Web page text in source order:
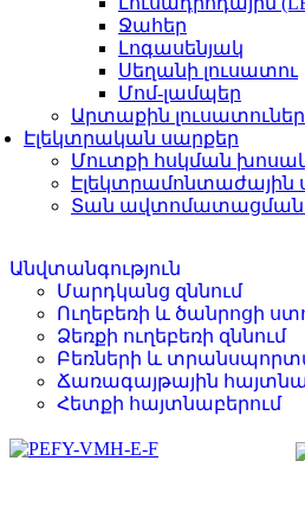
Ջահեր
Լոգասենյակ
Սեղանի լուսատու
Մոմ-լամպեր
Արտաքին լուսատուներ
Էլեկտրական սարքեր
Մուտքի հսկման
Էլեկտրամոնտաժային
Տան ավտոմատացման
Անվտանգություն
Մարդկանց զննում
Ուղեբեռի և ծանրոցի
Ձեռքի ուղեբեռի զննում
Բեռների և
Ճառագայթային
Հետքի հայտնաբերում